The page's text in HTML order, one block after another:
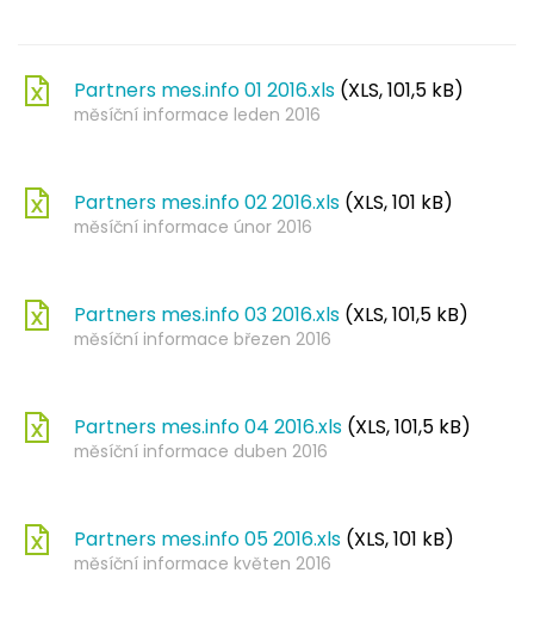
Partners mes.info 01 2016.xls (XLS, 101,5 kB)
měsíční informace leden 2016
Partners mes.info 02 2016.xls (XLS, 101 kB)
měsíční informace únor 2016
Partners mes.info 03 2016.xls (XLS, 101,5 kB)
měsíční informace březen 2016
Partners mes.info 04 2016.xls (XLS, 101,5 kB)
měsíční informace duben 2016
Partners mes.info 05 2016.xls (XLS, 101 kB)
měsíční informace květen 2016